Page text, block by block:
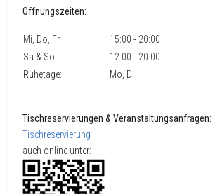
Öffnungszeiten:
Mi, Do, Fr
15:00 - 20:00
Sa & So
12:00 - 20:00
Ruhetage:
Mo, Di
Tischreservierungen & Veranstaltungsanfragen:
Tischreservierung
auch online unter: